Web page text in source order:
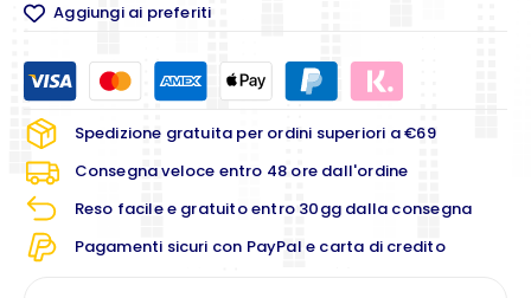
Aggiungi ai preferiti
Spedizione gratuita per ordini superiori a €69
Consegna veloce entro 48 ore dall'ordine
Reso facile e gratuito entro 30gg dalla consegna
Pagamenti sicuri con PayPal e carta di credito